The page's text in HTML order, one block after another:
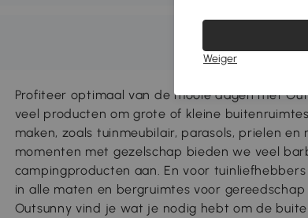
Profiteer optimaal van de mooie dagen met
veel producten om grote of kleine
maken, zoals tuinmeubilair, parasols, prielen en
momenten met gezelschap bieden we veel
campingproducten aan. En voor
in alle maten en bergruimtes voor
Outsunny vind je wat je nodig hebt om de
Weiger